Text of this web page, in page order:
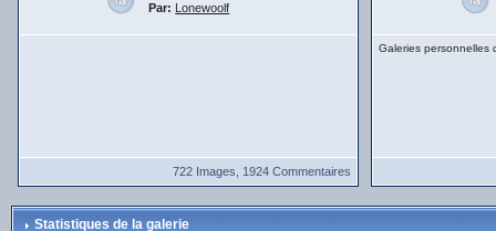
Par: Lonewoolf
722 Images, 1924 Commentaires
Galeries personnelles
Statistiques de la galerie